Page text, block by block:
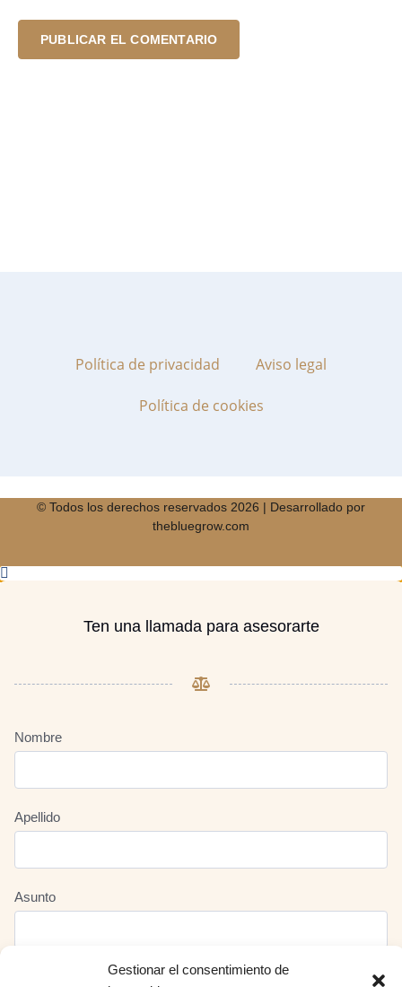
Gestionar el consentimiento de
Política de privacidad Aviso legal
Política de cookies
© Todos los derechos reservados 2026 | Desarrollado por
thebluegrow.com
Ten una llamada para asesorarte
Nombre
Apellido
Asunto